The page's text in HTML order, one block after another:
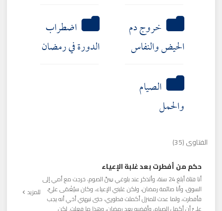
خروج دم
الحيض والنفاس
اضطراب
الدورة في رمضان
الصيام
والحمل
الفتاوى (35)
حكم من أفطرت بعد غلبة الإعياء
أنا فتاة أبلغ 24 سنة، وأتذكر عند بلوغي سِنَّ الصوم، خرجت مع أمي إلى
السوق، وأنا صائمة رمضان، ولكن غلبني الإعياء، وكان سيُغْمَى عليَّ،
فأفطرت، ولما عدت للمنزل أكملت فطوري، حتى نبهني أخي أنه يجب
عليَّ أن أكمل الصيام، وأقضيه بعد رمضان، وهذا ما فعلت. لكن
للمزيد